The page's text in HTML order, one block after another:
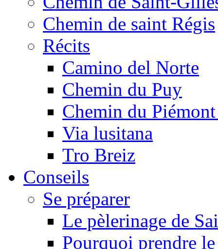
Chemin de saint Régis
Récits
Camino del Norte
Chemin du Puy
Chemin du
Via lusitana
Tro Breiz
Conseils
Se préparer
Le pèlerinage de
Pourquoi prendre